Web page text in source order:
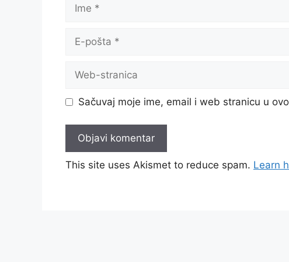
pošta
Web-
Sačuvaj moje ime, email i web stranicu u
This site uses Akismet to reduce spam. Learn